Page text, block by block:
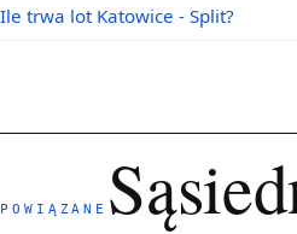
Ile trwa lot Katowice - Split?
POWIĄZANE